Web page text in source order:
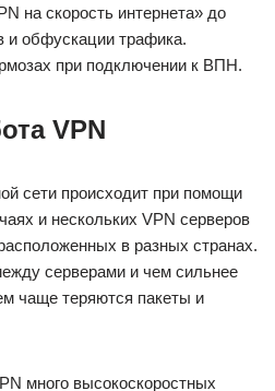
на скорость интернета» до
и обфускации трафика.
при подключении к ВПН.
VPN
сети происходит при помощи
и нескольких VPN серверов
в разных странах.
серверами и чем сильнее
чаще теряются пакеты и
много высокоскоростных